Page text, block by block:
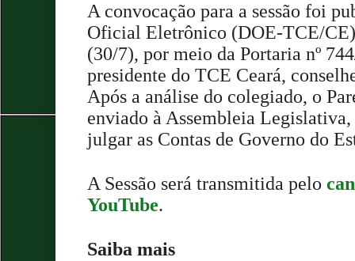
A convocação para a sessão foi
Oficial Eletrônico (DOE-TCE/
(30/7), por meio da Portaria nº
presidente do TCE Ceará,
Após a análise do colegiado, o
enviado à Assembleia Legislativa,
julgar as Contas de Governo do
A Sessão será transmitida pelo
YouTube.
Saiba mais